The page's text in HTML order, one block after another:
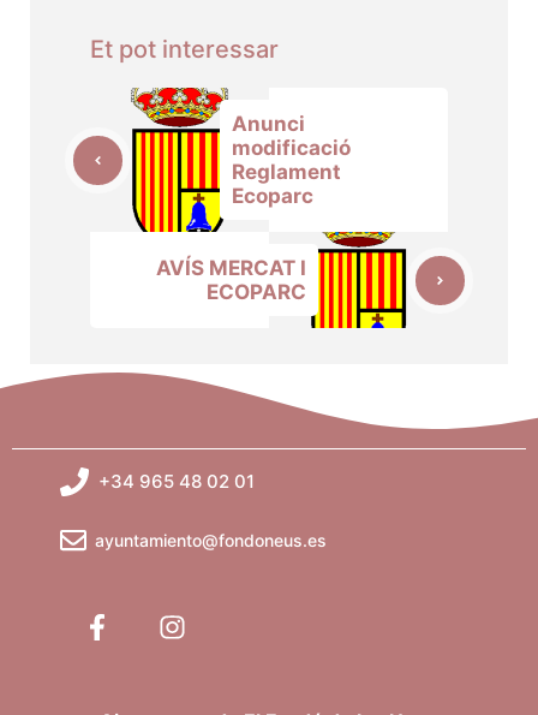
Et pot interessar
Anunci
modificació
Reglament
Ecoparc
AVÍS MERCAT I
ECOPARC
+34 965 48 02 01
ayuntamiento@fondoneus.es